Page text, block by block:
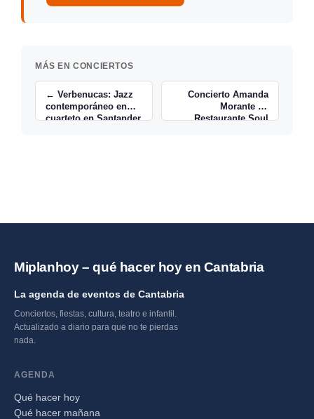
MÁS EN CONCIERTOS
← Verbenucas: Jazz
contemporáneo en
cuarteto en Santander
Concierto Amanda
Morante en
Restaurante Soul
Miplanhoy – qué hacer hoy en Cantabria
La agenda de eventos de Cantabria
Conciertos, fiestas, cultura, teatro e infantil.
Actualizado a diario para que no te pierdas
nada.
AGENDA
Qué hacer hoy
Qué hacer mañana